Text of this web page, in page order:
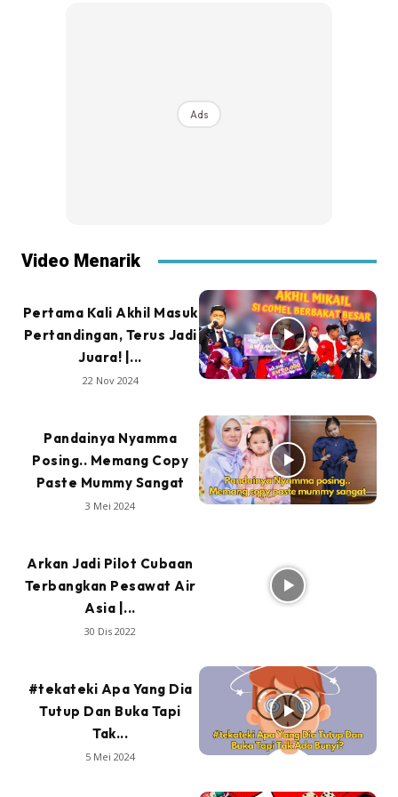
Ads
Video Menarik
Pertama Kali Akhil Masuk
Pertandingan, Terus Jadi
Juara! |...
22 Nov 2024
Pandainya Nyamma
Posing.. Memang Copy
Paste Mummy Sangat
3 Mei 2024
Arkan Jadi Pilot Cubaan
Terbangkan Pesawat Air
Asia |...
30 Dis 2022
#tekateki Apa Yang Dia
Tutup Dan Buka Tapi
Tak...
5 Mei 2024